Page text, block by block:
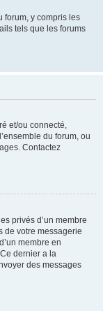
forum, y compris les
tels que les forums
et/ou connecté,
du forum, ou
Contactez
privés d’un membre
de votre messagerie
membre en
dernier a la
des messages